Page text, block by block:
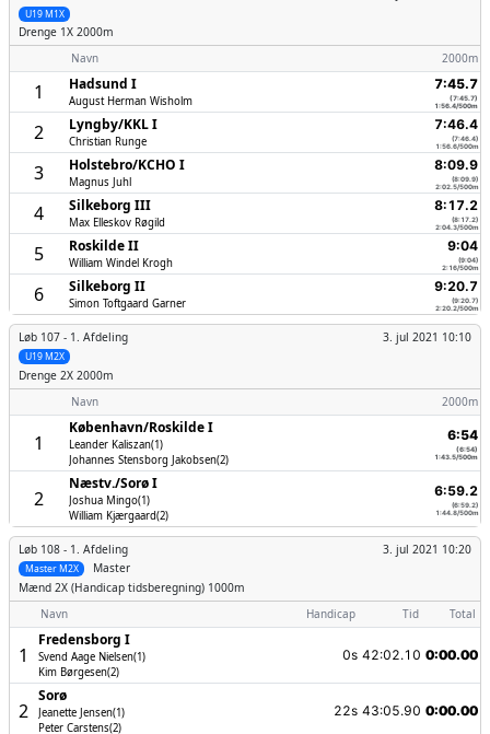
U19 M1X
Drenge 1X 2000m
Navn
2000m
1 Hadsund I
August Herman Wisholm
7:45.7
(7:45.7)
1:56.4/500m
2 Lyngby/­KKL I
Christian Runge
7:46.4
(7:46.4)
1:56.6/500m
3 Holstebro/­KCHO I
Magnus Juhl
8:09.9
(8:09.9)
2:02.5/500m
4 Silkeborg III
Max Elleskov Røgild
8:17.2
(8:17.2)
2:04.3/500m
5 Roskilde II
William Windel Krogh
9:04
(9:04)
2:16/500m
6 Silkeborg II
Simon Toftgaard Garner
9:20.7
(9:20.7)
2:20.2/500m
Løb 107 - 1. Afdeling 3. jul 2021 10:10
U19 M2X
Drenge 2X 2000m
Navn
2000m
1
København/­Roskilde I
Leander Kaliszan(1)
Johannes Stensborg Jakobsen(2)
6:54
(6:54)
1:43.5/500m
2
Næstv./­Sorø I
Joshua Mingo(1)
William Kjærgaard(2)
6:59.2
(6:59.2)
1:44.8/500m
Løb 108 - 1. Afdeling
Master
3. jul 2021 10:20
Master M2X
Mænd 2X (Handicap tidsberegning) 1000m
Navn
Handicap Tid Total
1
Fredensborg I
Svend Aage Nielsen(1)
Kim Børgesen(2)
0s 42:02.10 0:00.00
2
Sorø
Jeanette Jensen(1)
Peter Carstens(2)
22s 43:05.90 0:00.00